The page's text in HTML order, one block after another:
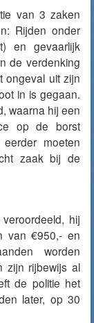
van 3 zaken
Rijden onder
en gevaarlijk
de verdenking
ongeval uit zijn
in is gegaan.
waarna hij een
op de borst
moeten
zaak bij de
hij
van €950,- en
worden
zijn rijbewijs al
de politie het
later, op 30